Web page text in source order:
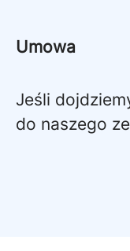
Umowa
Jeśli
do naszego